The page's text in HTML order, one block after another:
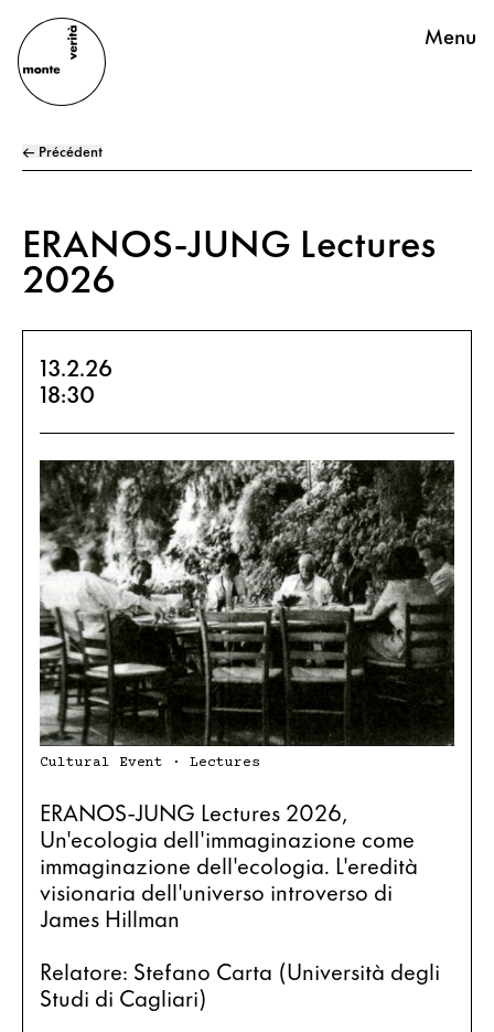
Menu
← Précédent
ERANOS-JUNG Lectures
2026
13.2.26
18:30
Cultural Event · Lectures
ERANOS-JUNG Lectures 2026,
Un'ecologia dell'immaginazione come
immaginazione dell'ecologia. L'eredità
visionaria dell'universo introverso di
James Hillman
Relatore: Stefano Carta (Università degli
Studi di Cagliari)